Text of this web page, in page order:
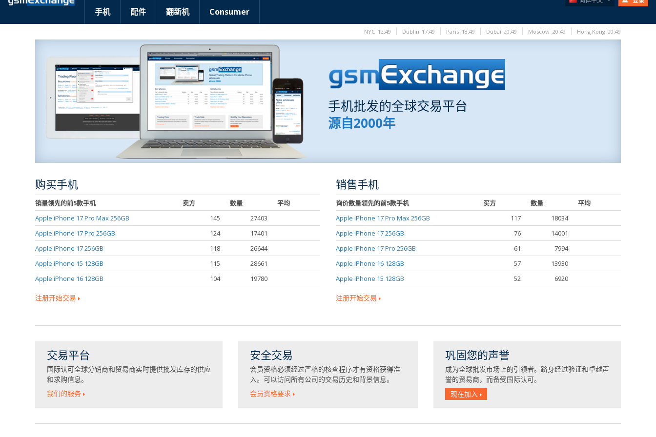
手机 配件 翻新机 Consumer
手机批发的全球交易平台
源自2000年
购买手机
销量领先的前5款手机 卖方 数量
平均
Apple iPhone 17 Pro Max 256GB
145
27403
Apple iPhone 17 Pro 256GB
124
17401
Apple iPhone 17 256GB
118
26644
Apple iPhone 15 128GB
115
28661
Apple iPhone 16 128GB
104 19780
注册开始交易
销售手机
询价数量领先的前5款手机 买方 数量
平均
Apple iPhone 17 Pro Max 256GB
117
18034
Apple iPhone 17 256GB
76
14001
Apple iPhone 17 Pro 256GB
61
7994
Apple iPhone 16 128GB
57
13930
Apple iPhone 15 128GB
52 6920
注册开始交易
交易平台
国际认可全球分销商和贸易商实时提供批发库存的供应
和求购信息。
我们的服务
安全交易
会员资格必须经过严格的核查程序才有资格获得准
入。可以访问所有公司的交易历史和背景信息。
会员资格要求
巩固您的声誉
成为全球批发市场上的引领者。跻身经过验证和卓越声
誉的贸易商，而备受国际认可。
现在加入
NYC 12:49 Dublin 17:49 Paris 18:49 Dubai 20:49 Moscow 20:49 Hong Kong 00:49